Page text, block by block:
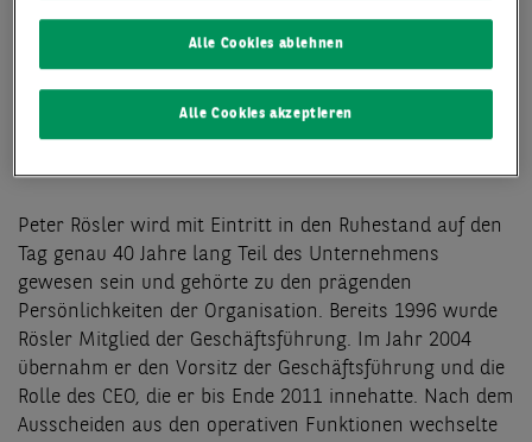
Tätigkeit verabschiedet sich Peter Rösler zum 15.
April 2026 in den lange geplanten und wohlverdienten
Ruhestand. Mit seinem Ausscheiden endet eine
Peter Rösler wird mit Eintritt in den Ruhestand auf den
Tag genau 40 Jahre lang Teil des Unternehmens
gewesen sein und gehörte zu den prägenden
Persönlichkeiten der Organisation. Bereits 1996 wurde
Rösler Mitglied der Geschäftsführung. Im Jahr 2004
übernahm er den Vorsitz der Geschäftsführung und die
Rolle des CEO, die er bis Ende 2011 innehatte. Nach dem
Ausscheiden aus den operativen Funktionen wechselte
Alle Cookies ablehnen
Alle Cookies akzeptieren